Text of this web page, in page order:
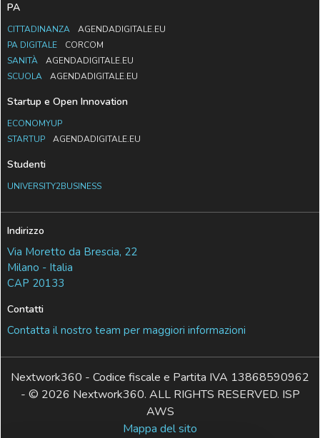
PA
CITTADINANZA
AGENDADIGITALE.EU
PA DIGITALE
CORCOM
SANITÀ
AGENDADIGITALE.EU
SCUOLA
AGENDADIGITALE.EU
Startup e Open Innovation
ECONOMYUP
STARTUP
AGENDADIGITALE.EU
Studenti
UNIVERSITY2BUSINESS
Indirizzo
Via Moretto da Brescia, 22
Milano - Italia
CAP 20133
Contatti
Contatta il nostro team per maggiori informazioni
Nextwork360 - Codice fiscale e Partita IVA 13868590962
- © 2026 Nextwork360. ALL RIGHTS RESERVED. ISP
AWS
Mappa del sito